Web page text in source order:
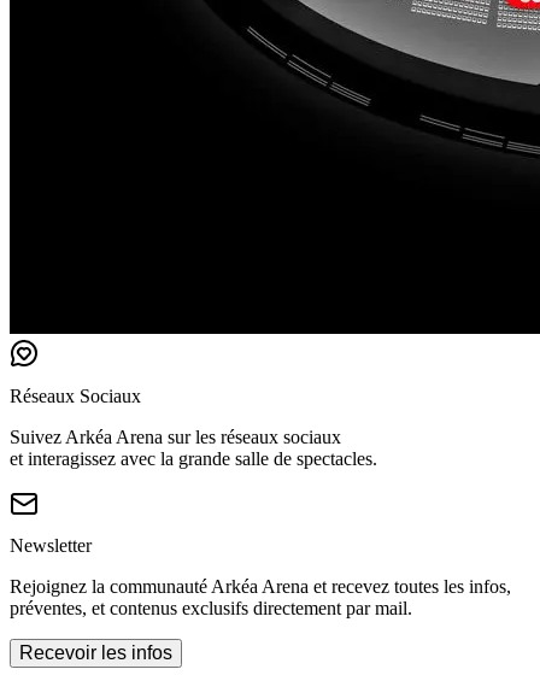
Réseaux Sociaux
Suivez Arkéa Arena sur les réseaux sociaux
et interagissez avec la grande salle de spectacles.
Newsletter
Rejoignez la communauté Arkéa Arena et recevez toutes les infos,
préventes, et contenus exclusifs directement par mail.
Recevoir les infos